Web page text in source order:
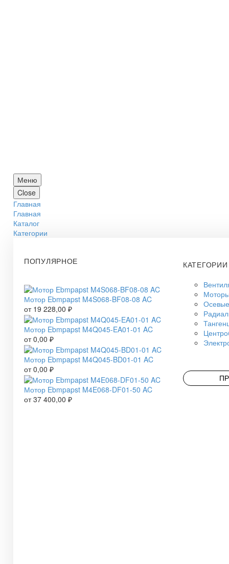
Меню
Close
Главная
Главная
Каталог
Категории
ПОПУЛЯРНОЕ
Мотор Ebmpapst M4S068-BF08-08 AC
от 19 228,00 ₽
Мотор Ebmpapst M4Q045-EA01-01 AC
от0,00 ₽
Мотор Ebmpapst M4Q045-BD01-01 AC
от0,00 ₽
Мотор Ebmpapst M4E068-DF01-50 AC
от37 400,00 ₽
КАТЕГОРИИ